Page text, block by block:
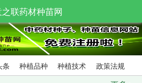
联药材种苗网
条 种植品种 种植技术 政策法规